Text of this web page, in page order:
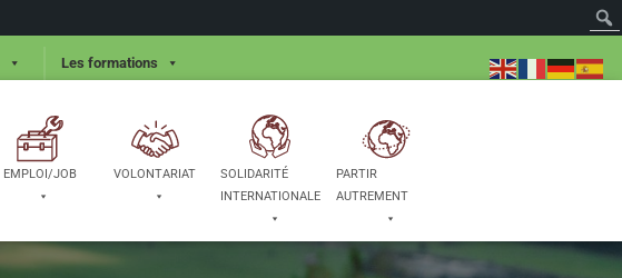
Les formations
EMPLOI/JOB VOLONTARIAT
SOLIDARITÉ
INTERNATIONALE
PARTIR
AUTREMENT